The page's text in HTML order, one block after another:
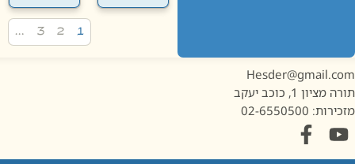
1, כוכב יעקב
02-6550500